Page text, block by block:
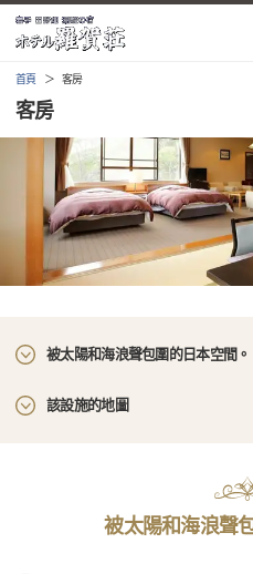
首頁 客房
客房
被太陽和海浪聲包圍的日本空間。
該設施的地圖
被太陽和海浪聲